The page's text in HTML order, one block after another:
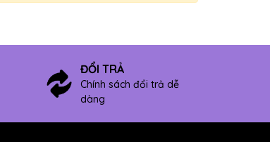
ĐỔI TRẢ
Chính sách đổi trả dễ
dàng